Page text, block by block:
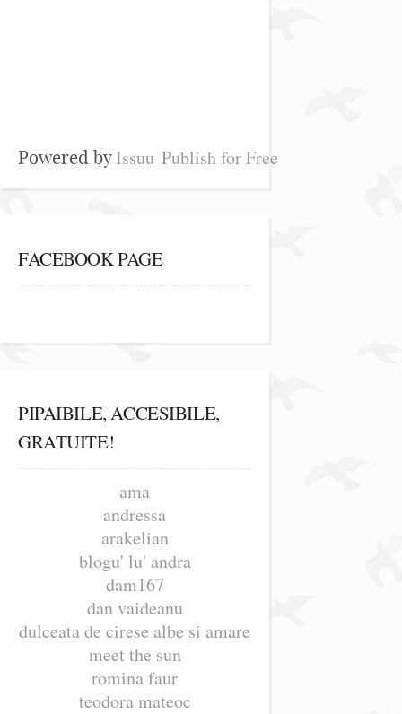
Powered byIssuu Publish for Free
FACEBOOK PAGE
PIPAIBILE, ACCESIBILE,
GRATUITE!
ama
andressa
arakelian
blogu' lu' andra
dam167
dan vaideanu
dulceata de cirese albe si amare
meet the sun
romina faur
teodora mateoc